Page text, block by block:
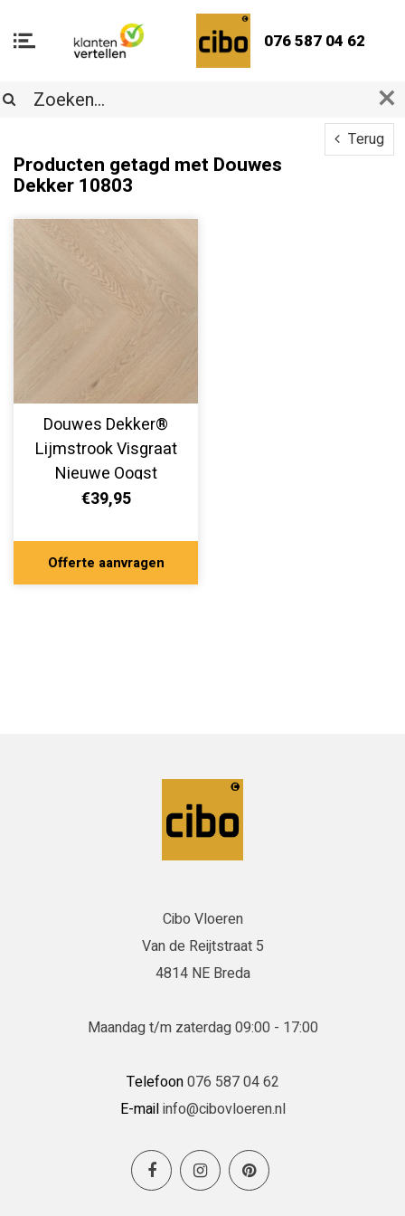
076 587 04 62
Terug
Producten getagd met Douwes
Dekker 10803
Douwes Dekker®
Lijmstrook Visgraat
Nieuwe Oogst
Abrikoos 10803
€39,95
Offerte aanvragen
Cibo Vloeren
Van de Reijtstraat 5
4814 NE Breda
Maandag t/m zaterdag 09:00 - 17:00
Telefoon076 587 04 62
E-mailinfo@cibovloeren.nl